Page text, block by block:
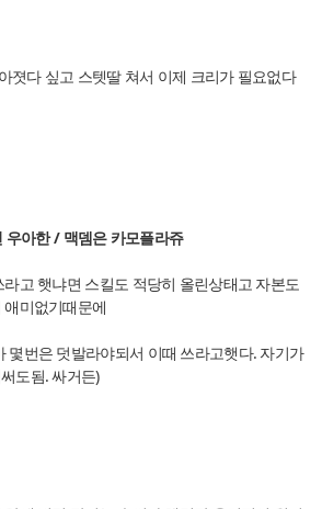
졋다 싶고 스텟딸 쳐서 이제 크리가 필요없다
우아한 / 맥뎀은 카모플라쥬
고 햇냐면 스킬도 적당히 올린상태고 자본도
미없기때문에
몇번은 덧발라야되서 이때 쓰라고햇다. 자기가
도됨. 싸거든)